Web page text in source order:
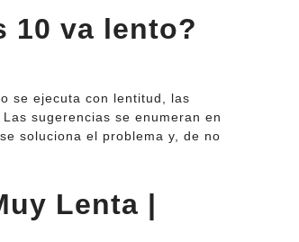
10 va lento?
se ejecuta con lentitud, las
sugerencias se enumeran en
soluciona el problema y, de no
Lenta |